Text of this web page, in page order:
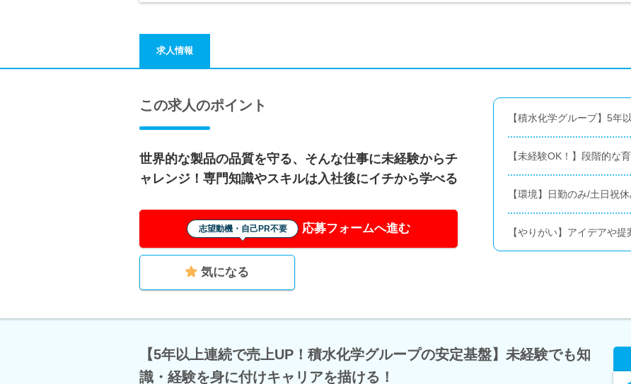
求人情報
この求人のポイント
世界的な製品の品質を守る、そんな仕事に未経験からチ
ャレンジ！専門知識やスキルは入社後にイチから学べる
志望動機・自己PR不要 応募フォームへ進む
気になる
【積水化学グループ】5年
【未経験OK！】段階的な
【環境】日勤のみ/土日祝
【やりがい】アイデアや
【5年以上連続で売上UP！積水化学グループの安定基盤】未経験でも知
識・経験を身に付けキャリアを描ける！